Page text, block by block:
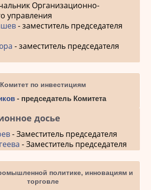
Организационно-
управления
- заместитель председателя
- заместитель председателя
Комитет по инвестициям
- председатель Комитета
досье
- Заместитель председателя
- Заместитель председателя
политике, инновациям и
торговле